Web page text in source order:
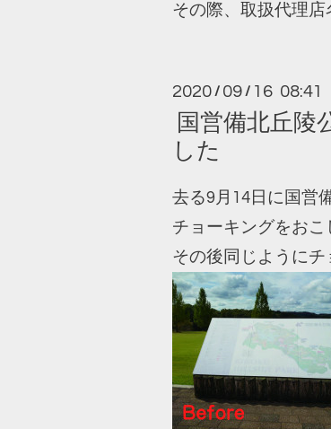
その際、取扱代理店
2020 / 09 / 16 08:41
国営備北丘陵
した
去る9月14日に国営
チョーキングをお
その後同じように